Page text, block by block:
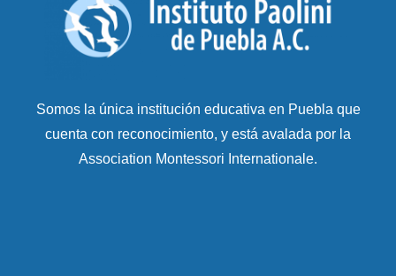
Somos la única institución educativa en Puebla que
cuenta con reconocimiento, y está avalada por la
Association Montessori Internationale.